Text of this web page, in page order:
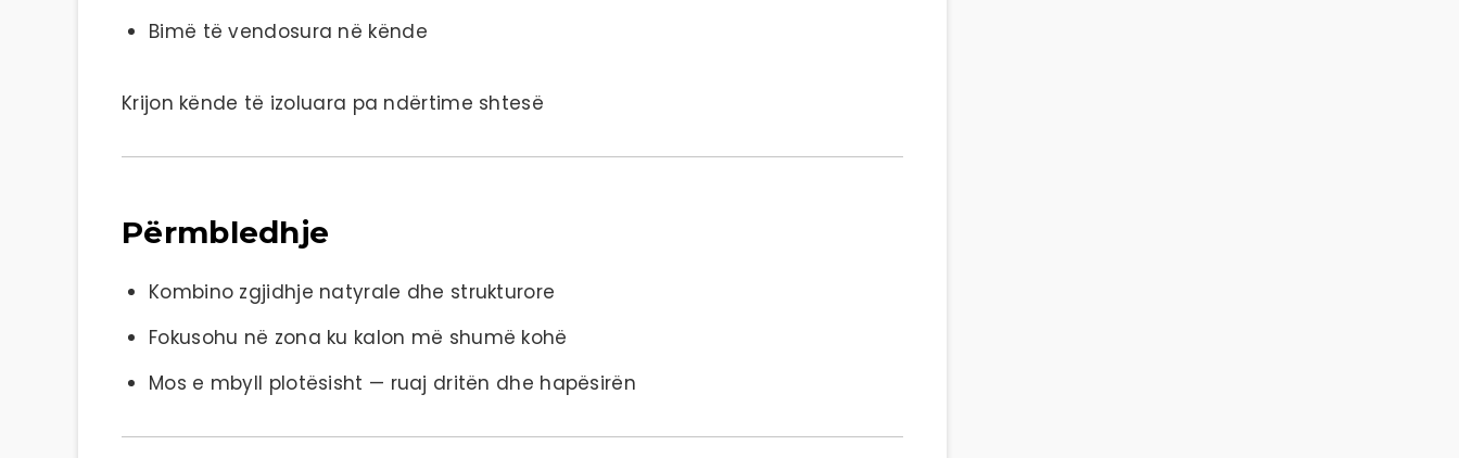
Bimë të vendosura në kënde
Krijon kënde të izoluara pa ndërtime shtesë
Përmbledhje
Kombino zgjidhje natyrale dhe strukturore
Fokusohu në zona ku kalon më shumë kohë
Mos e mbyll plotësisht — ruaj dritën dhe hapësirën